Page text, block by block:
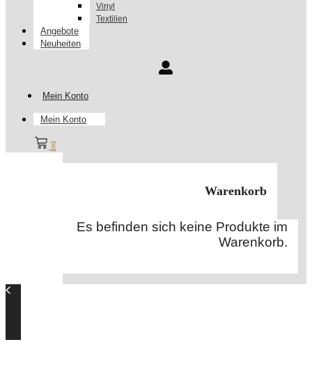
Vinyl
Textilien
Angebote
Neuheiten
Mein Konto
Mein Konto
0
Warenkorb
Es befinden sich keine Produkte im
Warenkorb.